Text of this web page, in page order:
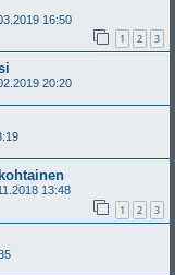
16:50
1 2 3
20:20
13:48
1 2 3